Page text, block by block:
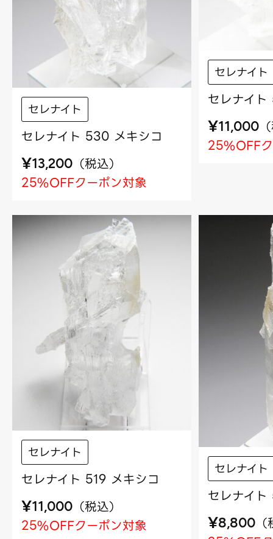
セレナイト
セレナイト 530 メキシコ
¥13,200 （税込）
25%OFFクーポン対象
セレナイト
セレナイ
¥11,000 （
25%OFF
セレナイト
セレナイト 519 メキシコ
¥11,000 （税込）
25%OFFクーポン対象
セレナイト
セレナイ
¥8,800 （